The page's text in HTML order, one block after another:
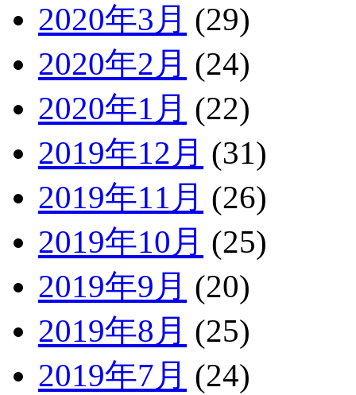
2020年3月 (29)
2020年2月 (24)
2020年1月 (22)
2019年12月 (31)
2019年11月 (26)
2019年10月 (25)
2019年9月 (20)
2019年8月 (25)
2019年7月 (24)